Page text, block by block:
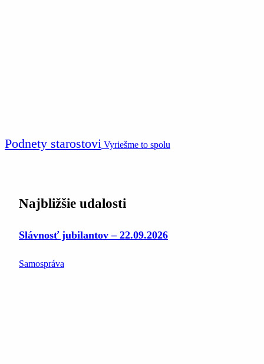
Podnety starostovi Vyriešme to spolu
Najbližšie udalosti
Slávnosť jubilantov – 22.09.2026
Samospráva